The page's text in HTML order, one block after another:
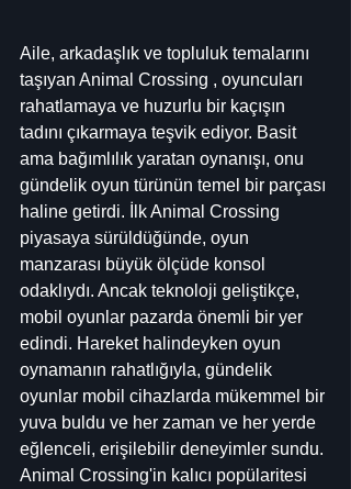
Aile, arkadaşlık ve topluluk temalarını
taşıyan Animal Crossing , oyuncuları
rahatlamaya ve huzurlu bir kaçışın
tadını çıkarmaya teşvik ediyor. Basit
ama bağımlılık yaratan oynanışı, onu
gündelik oyun türünün temel bir parçası
haline getirdi. İlk Animal Crossing
piyasaya sürüldüğünde, oyun
manzarası büyük ölçüde konsol
odaklıydı. Ancak teknoloji geliştikçe,
mobil oyunlar pazarda önemli bir yer
edindi. Hareket halindeyken oyun
oynamanın rahatlığıyla, gündelik
oyunlar mobil cihazlarda mükemmel bir
yuva buldu ve her zaman ve her yerde
eğlenceli, erişilebilir deneyimler sundu.
Animal Crossing'in kalıcı popülaritesi